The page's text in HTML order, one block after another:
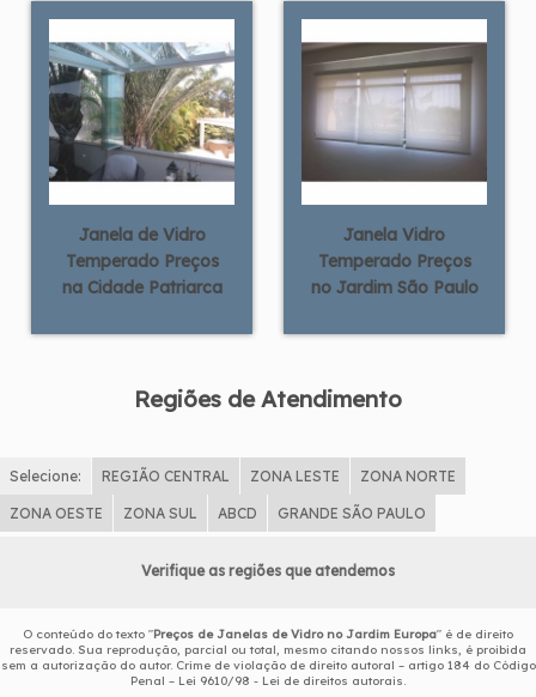
Janela de Vidro
Temperado Preços
na Cidade Patriarca
Janela Vidro
Temperado Preços
no Jardim São Paulo
Regiões de Atendimento
Selecione: REGIÃO CENTRAL ZONA LESTE ZONA NORTE
ZONA OESTE ZONA SUL ABCD GRANDE SÃO PAULO
Verifique as regiões que atendemos
O conteúdo do texto "Preços de Janelas de Vidro no Jardim Europa" é de direito
reservado. Sua reprodução, parcial ou total, mesmo citando nossos links, é proibida
sem a autorização do autor. Crime de violação de direito autoral – artigo 184 do Código
Penal – Lei 9610/98 - Lei de direitos autorais.